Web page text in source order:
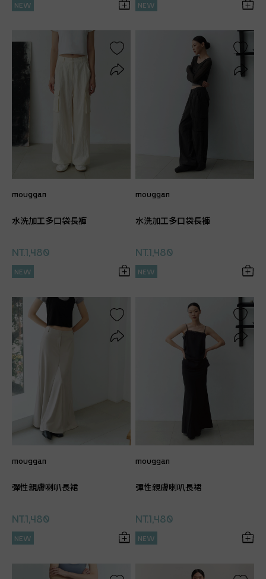
NEW NEW
mouggan
水洗加工多口袋長褲
NT.1,480
NEW
mouggan
水洗加工多口袋長褲
NT.1,480
NEW
mouggan
彈性親膚喇叭長裙
NT.1,480
NEW
mouggan
彈性親膚喇叭長裙
NT.1,480
NEW